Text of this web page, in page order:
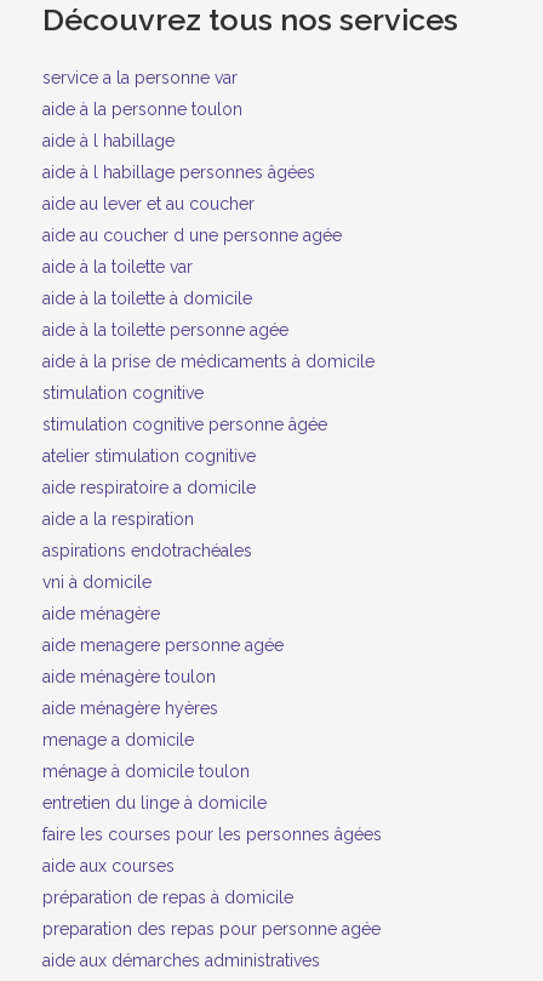
Découvrez tous nos services
service a la personne var
aide à la personne toulon
aide à l habillage
aide à l habillage personnes âgées
aide au lever et au coucher
aide au coucher d une personne agée
aide à la toilette var
aide à la toilette à domicile
aide à la toilette personne agée
aide à la prise de médicaments à domicile
stimulation cognitive
stimulation cognitive personne âgée
atelier stimulation cognitive
aide respiratoire a domicile
aide a la respiration
aspirations endotrachéales
vni à domicile
aide ménagère
aide menagere personne agée
aide ménagère toulon
aide ménagère hyères
menage a domicile
ménage à domicile toulon
entretien du linge à domicile
faire les courses pour les personnes âgées
aide aux courses
préparation de repas à domicile
preparation des repas pour personne agée
aide aux démarches administratives